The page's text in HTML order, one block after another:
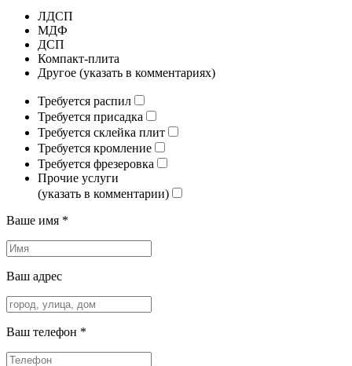
ЛДСП
МДФ
ДСП
Компакт-плита
Другое (указать в комментариях)
Требуется распил
Требуется присадка
Требуется склейка плит
Требуется кромление
Требуется фрезеровка
Прочие услуги
(указать в комментарии)
Ваше имя *
Ваш адрес
Ваш телефон *